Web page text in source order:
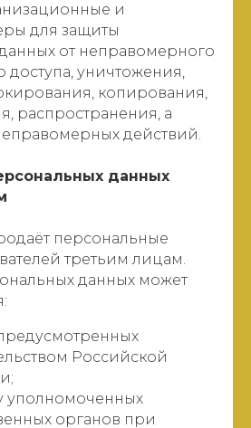
и
для защиты
от неправомерного
доступа, уничтожения,
копирования,
распространения, а
действий.
данных
персональные
третьим лицам.
данных может
Российской
уполномоченных
органов при